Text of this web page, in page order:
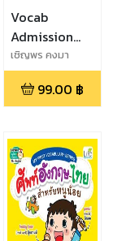
Vocab
Admission
ศัพท์อังกฤษ
พิชิต O-NET
GAT
เชิญพร คงมา
99.00 ฿